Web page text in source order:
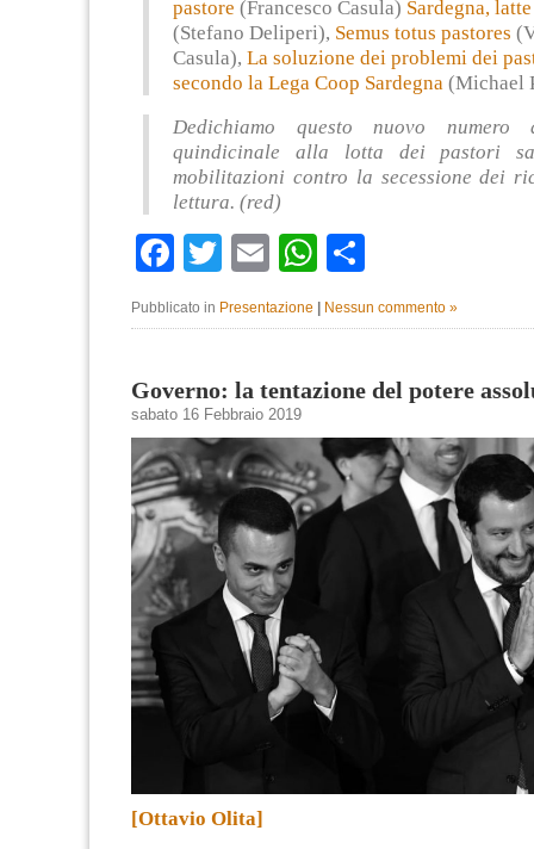
pastore (Francesco Casula) Sardegna,
(Stefano Deliperi), Semus totus pastores
Casula), La soluzione dei problemi dei
secondo la Lega Coop Sardegna (Michael
Dedichiamo questo nuovo numero
quindicinale alla lotta dei pastori
mobilitazioni contro la secessione dei
lettura. (red)
Facebook
Twitter
EmailWhatsApp
Pubblicato in Presentazione | Nessun commento »
Governo: la tentazione del potere
sabato 16 Febbraio 2019
[Ottavio Olita]